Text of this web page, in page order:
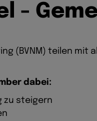
- Geme
(BVNM) teilen
dabei:
zu steigern